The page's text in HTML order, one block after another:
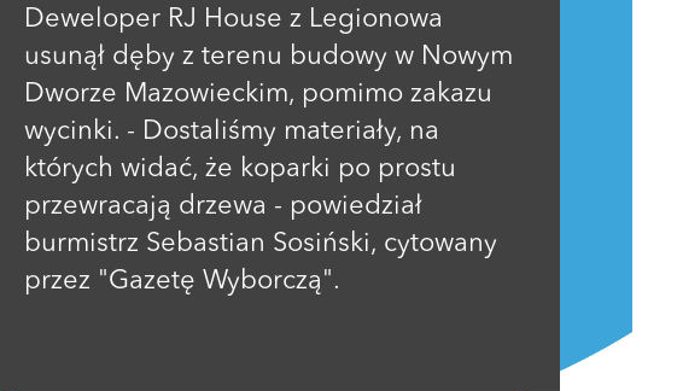
Deweloper RJ House z Legionowa
usunął dęby z terenu budowy w Nowym
Dworze Mazowieckim, pomimo zakazu
wycinki. - Dostaliśmy materiały, na
których widać, że koparki po prostu
przewracają drzewa - powiedział
burmistrz Sebastian Sosiński, cytowany
przez "Gazetę Wyborczą".